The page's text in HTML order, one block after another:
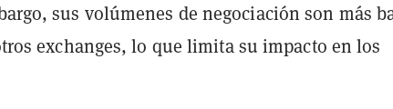
sus volúmenes de negociación son más
exchanges, lo que limita su impacto en los